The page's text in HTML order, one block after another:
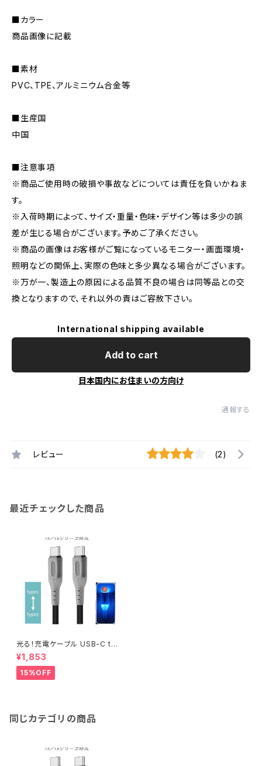
■カラー
商品画像に記載
■素材
PVC、TPE、アルミニウム合金等
■生産国
中国
■注意事項
※商品ご使用時の破損や事故などについては責任を負いかねま
す。
※入荷時期によって、サイズ・重量・色味・デザイン等は多少の誤
差が生じる場合がございます。予めご了承ください。
※商品の画像はお客様がご覧になっているモニター・画面環境・
照明などの関係上、実際の色味と多少異なる場合がございます。
※万が一、製造上の原因による品質不良の場合は同等品との交
換となりますので、それ以外の責はご容赦下さい。
International shipping available
Add to cart
日本国内にお住まいの方向け
通報する
レビュー (2)
最近チェックした商品
光る！充電ケーブル USB-C to
USB-C充電ケーブル Type-C
データ転送 充電 【15/16シリー
ズ対応】
¥1,853
15%OFF
同じカテゴリの商品